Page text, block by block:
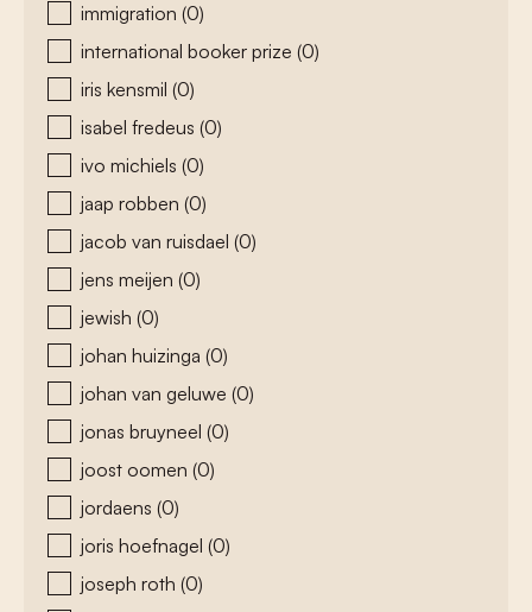
immigration (0)
international booker prize (0)
iris kensmil (0)
isabel fredeus (0)
ivo michiels (0)
jaap robben (0)
jacob van ruisdael (0)
jens meijen (0)
jewish (0)
johan huizinga (0)
johan van geluwe (0)
jonas bruyneel (0)
joost oomen (0)
jordaens (0)
joris hoefnagel (0)
joseph roth (0)